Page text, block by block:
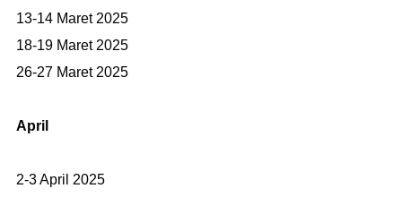
13-14 Maret 2025
18-19 Maret 2025
26-27 Maret 2025
April
2-3 April 2025